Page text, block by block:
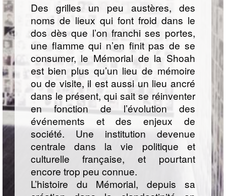
Des grilles un peu austères, des
noms de lieux qui font froid dans le
dos dès que l’on franchi ses portes,
une flamme qui n’en finit pas de se
consumer, le Mémorial de la Shoah
est bien plus qu’un lieu de mémoire
ou de visite, il est aussi un lieu ancré
dans le présent, qui sait se réinventer
en fonction de l’évolution des
événements et des enjeux de
société. Une institution devenue
centrale dans la vie politique et
culturelle française, et pourtant
encore trop peu connue.
L’histoire du Mémorial, depuis sa